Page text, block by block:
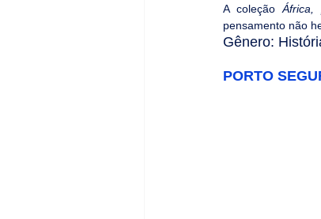
A coleção África,
pensamento não
Gênero:
PORTO